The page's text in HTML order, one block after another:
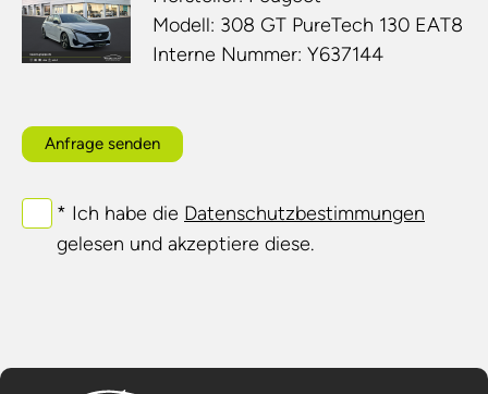
Modell: 308 GT PureTech 130 EAT8
Interne Nummer: Y637144
Anfrage senden
* Ich habe die Datenschutzbestimmungen
gelesen und akzeptiere diese.